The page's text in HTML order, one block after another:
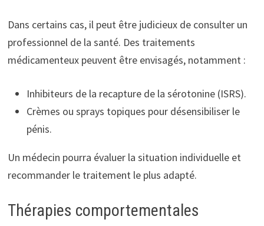
Dans certains cas, il peut être judicieux de consulter un
professionnel de la santé. Des traitements
médicamenteux peuvent être envisagés, notamment :
Inhibiteurs de la recapture de la sérotonine (ISRS).
Crèmes ou sprays topiques pour désensibiliser le
pénis.
Un médecin pourra évaluer la situation individuelle et
recommander le traitement le plus adapté.
Thérapies comportementales